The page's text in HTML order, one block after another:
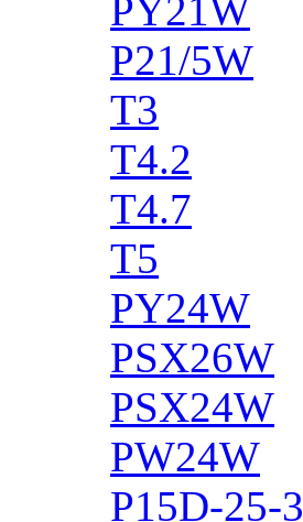
PY21W
P21/5W
T3
T4.2
T4.7
T5
PY24W
PSX26W
PSX24W
PW24W
P15D-25-3